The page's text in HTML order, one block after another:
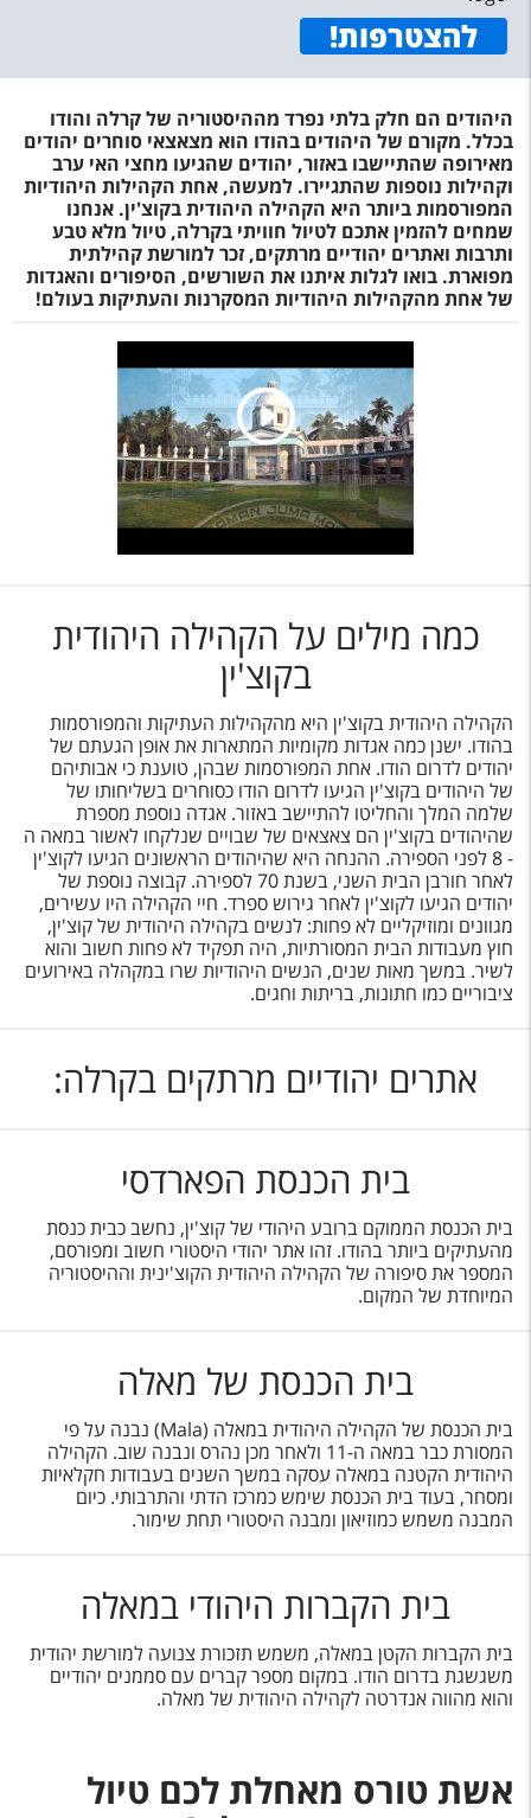
תקנון
עקבו אחרינו
להצטרפות!
היהודים הם חלק בלתי נפרד מההיסטוריה של קרלה והודו
בכלל. מקורם של היהודים בהודו הוא מצאצאי סוחרים יהודים
מאירופה שהתיישבו באזור, יהודים שהגיעו מחצי האי ערב
וקהילות נוספות שהתגיירו. למעשה, אחת הקהילות היהודיות
המפורסמות ביותר היא הקהילה היהודית בקוצ'ין. אנחנו
שמחים להזמין אתכם לטיול חוויתי בקרלה, טיול מלא טבע
ותרבות ואתרים יהודיים מרתקים, זכר למורשת קהילתית
מפוארת. בואו לגלות איתנו את השורשים, הסיפורים והאגדות
של אחת מהקהילות היהודיות המסקרנות והעתיקות בעולם!
כמה מילים על הקהילה היהודית
בקוצ'ין
הקהילה היהודית בקוצ'ין היא מהקהילות העתיקות והמפורסמות
בהודו. ישנן כמה אגדות מקומיות המתארות את אופן הגעתם של
יהודים לדרום הודו. אחת המפורסמות שבהן, טוענת כי אבותיהם
של היהודים בקוצ'ין הגיעו לדרום הודו כסוחרים בשליחותו של
שלמה המלך והחליטו להתיישב באזור. אגדה נוספת מספרת
שהיהודים בקוצ'ין הם צאצאים של שבויים שנלקחו לאשור במאה ה
- 8 לפני הספירה. ההנחה היא שהיהודים הראשונים הגיעו לקוצ'ין
לאחר חורבן הבית השני, בשנת 70 לספירה. קבוצה נוספת של
יהודים הגיעו לקוצ'ין לאחר גירוש ספרד. חיי הקהילה היו עשירים,
מגוונים ומוזיקליים לא פחות: לנשים בקהילה היהודית של קוצ'ין,
חוץ מעבודות הבית המסורתיות, היה תפקיד לא פחות חשוב והוא
לשיר. במשך מאות שנים, הנשים היהודיות שרו במקהלה באירועים
ציבוריים כמו חתונות, בריתות וחגים.
אתרים יהודיים מרתקים בקרלה:
בית הכנסת הפארדסי
בית הכנסת הממוקם ברובע היהודי של קוצ'ין, נחשב כבית כנסת
מהעתיקים ביותר בהודו. זהו אתר יהודי היסטורי חשוב ומפורסם,
המספר את סיפורה של הקהילה היהודית הקוצ'ינית וההיסטוריה
המיוחדת של המקום.
בית הכנסת של מאלה
בית הכנסת של הקהילה היהודית במאלה (Mala) נבנה על פי
המסורת כבר במאה ה-11 ולאחר מכן נהרס ונבנה שוב. הקהילה
היהודית הקטנה במאלה עסקה במשך השנים בעבודות חקלאיות
ומסחר, בעוד בית הכנסת שימש כמרכז הדתי והתרבותי. כיום
המבנה משמש כמוזיאון ומבנה היסטורי תחת שימור.
בית הקברות היהודי במאלה
בית הקברות הקטן במאלה, משמש תזכורת צנועה למורשת יהודית
משגשגת בדרום הודו. במקום מספר קברים עם סממנים יהודיים
והוא מהווה אנדרטה לקהילה היהודית של מאלה.
אשת טורס מאחלת לכם טיול